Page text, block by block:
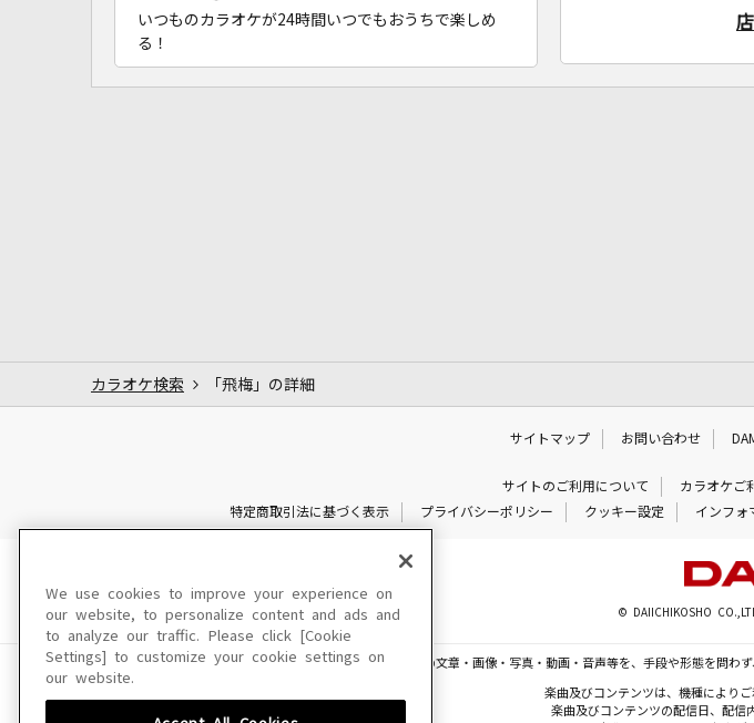
いつものカラオケが24時間いつでもおうちで楽しめ
る！
カラオケ検索 「飛梅」の詳細
サイトマップ お問い合わせ
サイトのご利用について カラオケご
特定商取引法に基づく表示
プライバシーポリシー クッキー設定 インフォ
© DAIICHIKOSHO
このサイトに掲載されている一切の文章・画像・写真・動画・音声等を、手段や形態を問わ
楽曲及びコンテンツは、機種により
楽曲及びコンテンツの配信日、配信
We use cookies to improve your experience on
our website, to personalize content and ads and
to analyze our traffic. Please click [Cookie
Settings] to customize your cookie settings on
our website.